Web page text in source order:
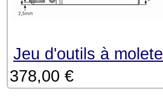
Jeu d'outils à
378,00 €